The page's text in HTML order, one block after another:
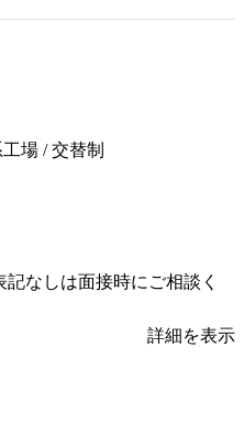
場 / 交替制
なしは面接時にご相談く
詳細を表示